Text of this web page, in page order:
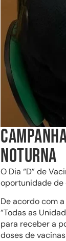
NOTURNA
O Dia “D” de
oportunidade de
De acordo com
“Todas as
para receber a
doses de